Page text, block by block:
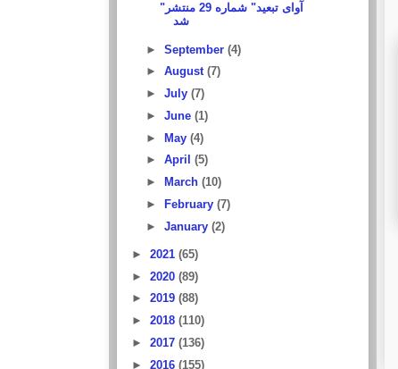
"آوای تبعید" شماره 29 منتشر
شد
► September (4)
► August (7)
► July (7)
► June (1)
► May (4)
► April (5)
►
March (10)
►
February (7)
► January (2)
► 2021 (65)
► 2020 (89)
► 2019 (88)
► 2018 (110)
► 2017 (136)
► 2016 (155)